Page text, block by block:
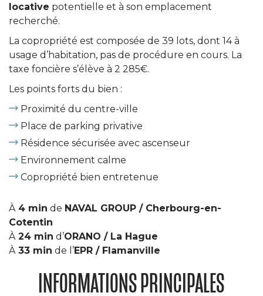
locative potentielle et à son emplacement
recherché.
La copropriété est composée de 39 lots, dont 14 à
usage d’habitation, pas de procédure en cours. La
taxe foncière s’élève à 2 285€.
Les points forts du bien :
Proximité du centre-ville
Place de parking privative
Résidence sécurisée avec ascenseur
Environnement calme
Copropriété bien entretenue
À 4 min de NAVAL GROUP / Cherbourg-en-
Cotentin
À 24 min d’ORANO / La Hague
À 33 min de l’EPR / Flamanville
INFORMATIONS PRINCIPALES